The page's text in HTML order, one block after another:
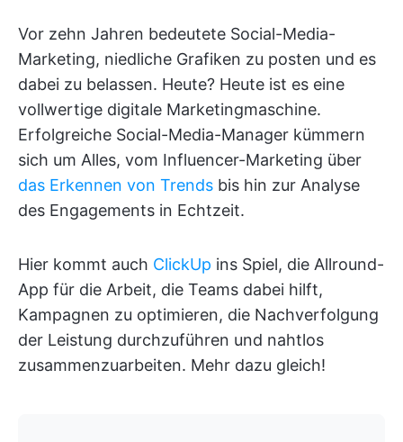
Vor zehn Jahren bedeutete Social-Media-
Marketing, niedliche Grafiken zu posten und es
dabei zu belassen. Heute? Heute ist es eine
vollwertige digitale Marketingmaschine.
Erfolgreiche Social-Media-Manager kümmern
sich um Alles, vom Influencer-Marketing über
das Erkennen von Trends bis hin zur Analyse
des Engagements in Echtzeit.
Hier kommt auch ClickUp ins Spiel, die Allround-
App für die Arbeit, die Teams dabei hilft,
Kampagnen zu optimieren, die Nachverfolgung
der Leistung durchzuführen und nahtlos
zusammenzuarbeiten. Mehr dazu gleich!